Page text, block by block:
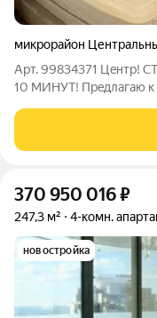
микрорайон
Арт. 99834371 Цeнтp!
10 MИHУT! Пpeдлагаю
квaртиры 210 м2,
cпaльни с окнaми,
370 950 016₽
247,3 м² 4-комн.
новостройка